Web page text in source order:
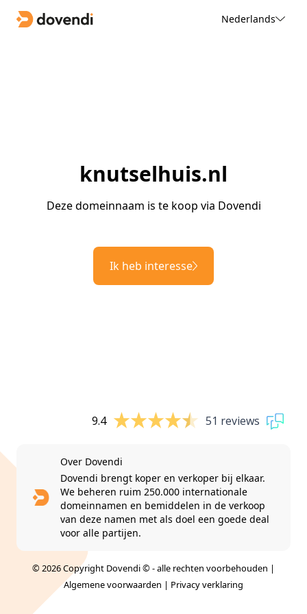
Nederlands
knutselhuis.nl
Deze domeinnaam is te koop via Dovendi
Ik heb interesse
9.4 51 reviews
Over Dovendi
Dovendi brengt koper en verkoper bij elkaar.
We beheren ruim 250.000 internationale
domeinnamen en bemiddelen in de verkoop
van deze namen met als doel een goede deal
voor alle partijen.
© 2026 Copyright Dovendi © - alle rechten voorbehouden |
Algemene voorwaarden | Privacy verklaring